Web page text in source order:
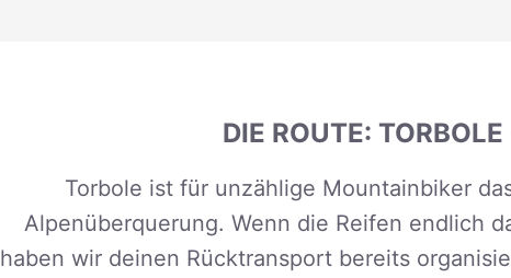
DIE ROUTE:
Torbole ist für unzählige Mountainbiker
Alpenüberquerung. Wenn die Reifen endlich
haben wir deinen Rücktransport bereits